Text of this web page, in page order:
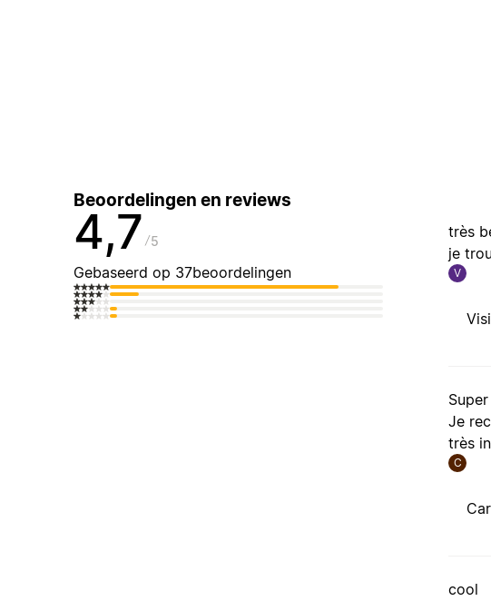
Beoordelingen en reviews
4,7 5
Gebaseerd op 37beoordelingen
très
je
V
Je
très
C
cool